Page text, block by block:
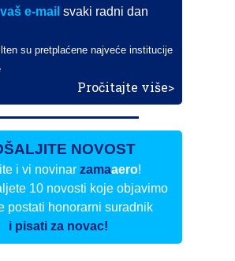
e-mail svaki radni dan
su pretplaćene najveće institucije
Pročitajte više>
NOVOST
i vi novinar zamaaero!
10 novosti koje objavimo
postati honorarni suradnik
i pisati za novac!